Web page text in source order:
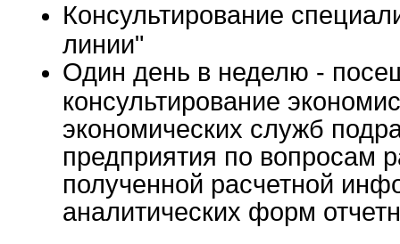
Консультирование
линии"
Один день в неделю -
консультирование
экономических служб
предприятия по вопросам
полученной расчетной
аналитических форм